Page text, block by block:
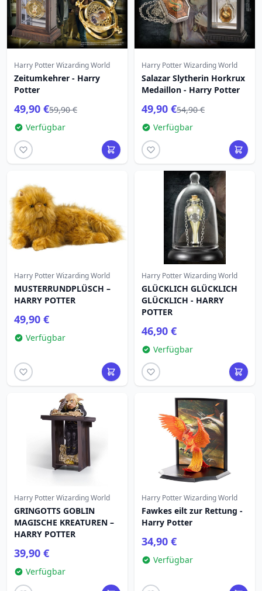
Harry Potter Wizarding World
Zeitumkehrer - Harry
Potter
49,90 €59,90 €
Verfügbar
Harry Potter Wizarding World
Salazar Slytherin Horkrux
Medaillon - Harry Potter
49,90 €54,90 €
Verfügbar
Harry Potter Wizarding World
MUSTERRUNDPLÜSCH –
HARRY POTTER
49,90 €
Verfügbar
Harry Potter Wizarding World
GLÜCKLICH GLÜCKLICH
GLÜCKLICH - HARRY
POTTER
46,90 €
Verfügbar
Harry Potter Wizarding World
GRINGOTTS GOBLIN
MAGISCHE KREATUREN –
HARRY POTTER
39,90 €
Verfügbar
Harry Potter Wizarding World
Fawkes eilt zur Rettung -
Harry Potter
34,90 €
Verfügbar